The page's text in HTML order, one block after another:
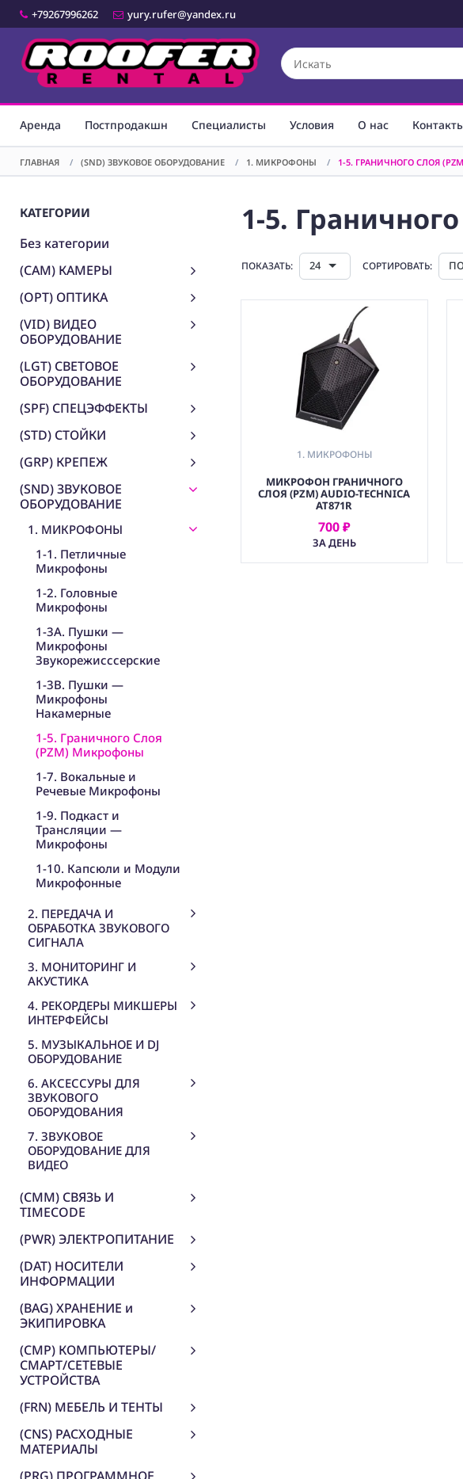
+79267996262 yury.rufer@yandex.ru
Аренда Постпродакшн Специалисты Условия О нас
ГЛАВНАЯ / (SND) ЗВУКОВОЕ ОБОРУДОВАНИЕ / 1. МИКРОФОНЫ / 1-5. ГРАНИЧНОГО СЛОЯ
КАТЕГОРИИ
Без категории
(CAM) КАМЕРЫ
(OPT) ОПТИКА
(VID) ВИДЕО
ОБОРУДОВАНИЕ
(LGT) СВЕТОВОЕ
ОБОРУДОВАНИЕ
(SPF) СПЕЦЭФФЕКТЫ
(STD) СТОЙКИ
(GRP) КРЕПЕЖ
(SND) ЗВУКОВОЕ
ОБОРУДОВАНИЕ
1. МИКРОФОНЫ
1-1. Петличные
Микрофоны
1-2. Головные
Микрофоны
1-3A. Пушки —
Микрофоны
Звукорежисссерские
1-3B. Пушки —
Микрофоны
Накамерные
1-5. Граничного Слоя
(PZM) Микрофоны
1-7. Вокальные и
Речевые Микрофоны
1-9. Подкаст и
Трансляции —
Микрофоны
1-10. Капсюли и Модули
Микрофонные
2. ПЕРЕДАЧА И
ОБРАБОТКА ЗВУКОВОГО
СИГНАЛА
3. МОНИТОРИНГ И
АКУСТИКА
4. РЕКОРДЕРЫ МИКШЕРЫ
ИНТЕРФЕЙСЫ
5. МУЗЫКАЛЬНОЕ И DJ
ОБОРУДОВАНИЕ
6. АКСЕССУРЫ ДЛЯ
ЗВУКОВОГО
ОБОРУДОВАНИЯ
7. ЗВУКОВОЕ
ОБОРУДОВАНИЕ ДЛЯ
ВИДЕО
(CMM) СВЯЗЬ И
TIMECODE
(PWR) ЭЛЕКТРОПИТАНИЕ
(DAT) НОСИТЕЛИ
ИНФОРМАЦИИ
(BAG) ХРАНЕНИЕ и
ЭКИПИРОВКА
(CMP) КОМПЬЮТЕРЫ/
СМАРТ/СЕТЕВЫЕ
УСТРОЙСТВА
(FRN) МЕБЕЛЬ И ТЕНТЫ
(CNS) РАСХОДНЫЕ
МАТЕРИАЛЫ
1-5.
ПОКАЗАТЬ: 24 СОРТИРОВАТЬ:
1. МИКРОФОНЫ
МИКРОФОН ГРАНИЧНОГО
СЛОЯ (PZM) AUDIO-TECHNICA
AT871R
700 ₽
ЗА ДЕНЬ
АРЕНДОВАТЬ